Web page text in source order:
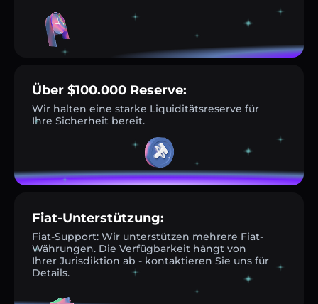
Über $100.000 Reserve:
Wir halten eine starke Liquiditätsreserve für
Ihre Sicherheit bereit.
Fiat-Unterstützung:
Fiat-Support: Wir unterstützen mehrere Fiat-
Währungen. Die Verfügbarkeit hängt von
Ihrer Jurisdiktion ab - kontaktieren Sie uns für
Details.